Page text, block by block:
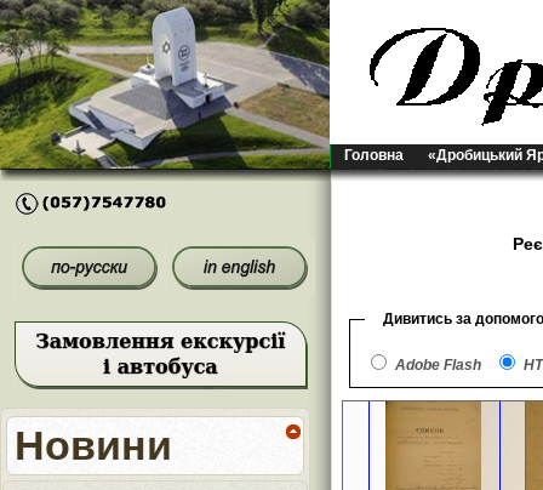
Головна «Дробицький
Новини
Дивитись за
Adobe Flash